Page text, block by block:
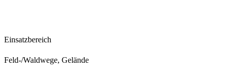
Einsatzbereich
Feld-/Waldwege, Gelände